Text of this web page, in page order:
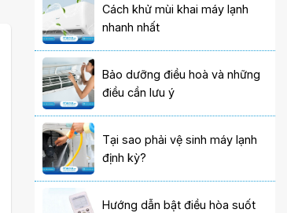
Cách khử mùi khai máy lạnh
nhanh nhất
Bảo dưỡng điều hoà và những
điều cần lưu ý
Tại sao phải vệ sinh máy lạnh
định kỳ?
Hướng dẫn bật điều hòa suốt